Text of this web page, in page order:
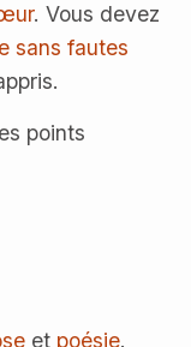
. Vous devez
sans fautes
points
et poésie.